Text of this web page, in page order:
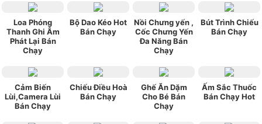
Loa Phóng
Thanh Ghi Âm
Phát Lại Bán
Chạy
Bộ Dao Kéo Hot
Bán Chạy
Nồi Chưng yến ,
Cốc Chưng Yến
Đa Năng Bán
Chạy
Bút Trình Chiếu
Bán Chạy
Cảm Biến
Lùi,Camera Lùi
Bán Chạy
Chiếu Điều Hoà
Bán Chạy
Ghế Ăn Dặm
Cho Bé Bán
Chạy
Ấm Sắc Thuốc
Bán Chạy Hot